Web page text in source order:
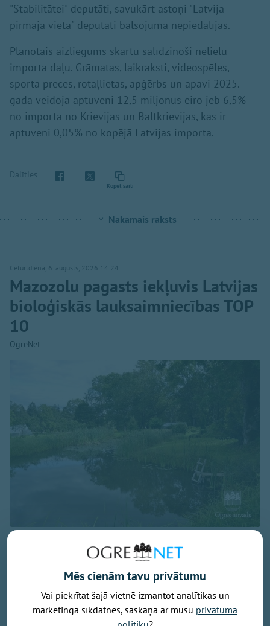
"Stabilitātei" deputāti, savukārt astoņi "Latvija
pirmajā vietā" deputāti balsojumā nepiedalījās.
Plānotais aizliegums skartu salīdzinoši nelielu
importa daļu. Grāmatas, laikraksti, videospēles,
sporta preces, rotaļlietas, apģērbs un apavi 2025.
gadā veidoja aptuveni 12,5 miljonus eiro jeb 6,5%
no importa no Krievijas un Baltkrievijas, kas ir
aptuveni 0,05% no kopējā Latvijas importa.
Dalīties
Kopēt saiti
Nākamais raksts
Ceturtdiena, 6. augusts, 2026 14:24
Mazozolu pagasts iekļuvis Latvijas
bioloģiskās lauksaimniecības TOP
10
OgreNet
Ogres novada Mazozolu pagasts ierindojies piektajā
vietā starp Latvijas zaļākajiem pagastiem - šeit
bioloģiski tiek apsaimniekoti 73,4 % no visas
lauksaimniecībā izmantojamās zemes. Tas ir vairāk
nekā trīsarpus reizes virs valsts vidējā rādītāja un
Mēs cienām tavu privātumu
Vai piekrītat šajā vietnē izmantot analītikas un
mārketinga sīkdatnes, saskaņā ar mūsu privātuma